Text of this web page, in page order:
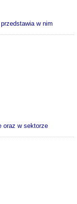
w nim
oraz w sektorze